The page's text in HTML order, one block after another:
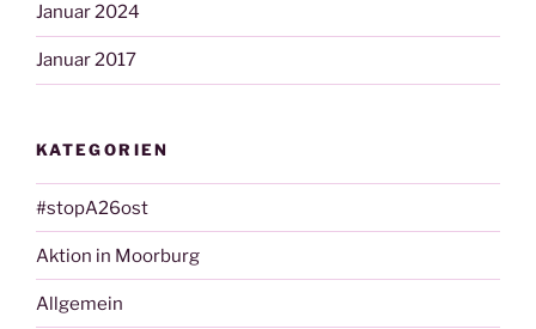
Januar 2024
Januar 2017
KATEGORIEN
#stopA26ost
Aktion in Moorburg
Allgemein